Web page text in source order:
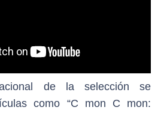
de la selección se
como “C mon C mon: